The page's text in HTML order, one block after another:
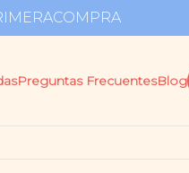
Preguntas FrecuentesBlog